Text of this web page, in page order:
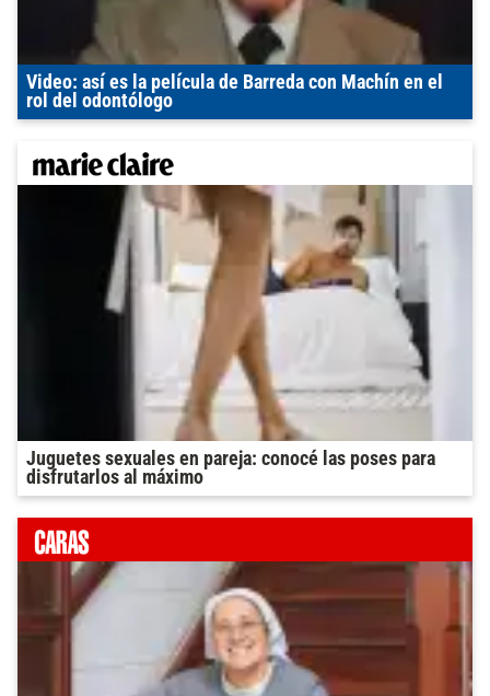
Video: así es la película de Barreda con Machín en el
rol del odontólogo
Juguetes sexuales en pareja: conocé las poses para
disfrutarlos al máximo